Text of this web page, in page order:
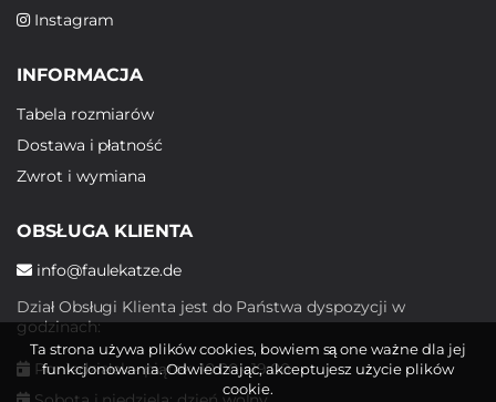
Instagram
INFORMACJA
Tabela rozmiarów
Dostawa i płatność
Zwrot i wymiana
OBSŁUGA KLIENTA
info@faulekatze.de
Dział Obsługi Klienta jest do Państwa dyspozycji w
godzinach:
Poniedziałek - piątek: 10:00 - 19:00
Ta strona używa plików cookies, bowiem są one ważne dla jej
funkcjonowania. Odwiedzając, akceptujesz użycie plików
cookie.